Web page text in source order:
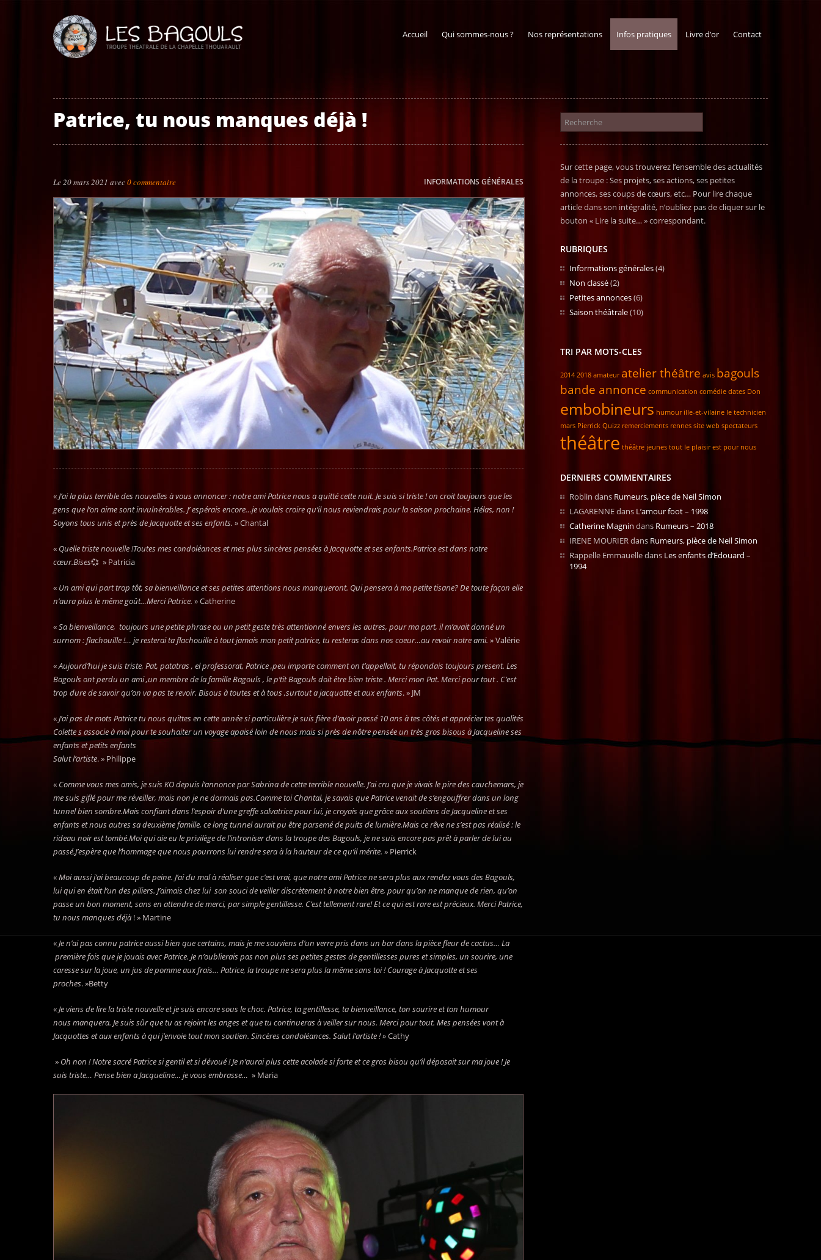
Accueil Qui sommes-nous ? Nos représentations Infos pratiques Livre d’or Contact
Patrice, tu nous manques déjà !
Le20 mars 2021 avec0 commentaire INFORMATIONS GÉNÉRALES
«J’ai la plus terrible des nouvelles à vous annoncer : notre ami Patrice nous a quitté cette nuit. Je suis si triste ! on croit toujours que les
gens que l’on aime sont invulnérables. J’ espérais encore…je voulais croire qu’il nous reviendrais pour la saison prochaine. Hélas, non !
Soyons tous unis et près de Jacquotte et ses enfants. »Chantal
« Quelle triste nouvelle !Toutes mes condoléances et mes plus sincères pensées à Jacquotte et ses enfants.Patrice est dans notre
cœur.Bises💞 » Patricia
« Un ami qui part trop tôt, sa bienveillance et ses petites attentions nous manqueront. Qui pensera à ma petite tisane? De toute façon elle
n’aura plus le même goût…Merci Patrice. » Catherine
«Sa bienveillance, toujours une petite phrase ou un petit geste très attentionné envers les autres, pour ma part, il m’avait donné un
surnom : flachouille !… je resterai ta flachouille à tout jamais mon petit patrice, tu resteras dans nos coeur…au revoir notre ami. » Valérie
«Aujourd’hui je suis triste, Pat, patatras , el professorat, Patrice ,peu importe comment on t’appellait, tu répondais toujours present. Les
Bagouls ont perdu un ami ,un membre de la famille Bagouls , le p’tit Bagouls doit être bien triste . Merci mon Pat. Merci pour tout . C’est
trop dure de savoir qu’on va pas te revoir. Bisous à toutes et à tous ,surtout a jacquotte et aux enfants. » JM
«J’ai pas de mots Patrice tu nous quittes en cette année si particulière je suis fière d’avoir passé 10 ans à tes côtés et apprécier tes qualités
Colette s associe à moi pour te souhaiter un voyage apaisé loin de nous mais si près de nôtre pensée un très gros bisous à Jacqueline ses
enfants et petits enfants
Salut l’artiste. » Philippe
« Comme vous mes amis, je suis KO depuis l’annonce par Sabrina de cette terrible nouvelle. J’ai cru que je vivais le pire des cauchemars, je
me suis giflé pour me réveiller, mais non je ne dormais pas.Comme toi Chantal, je savais que Patrice venait de s’engouffrer dans un long
tunnel bien sombre.Mais confiant dans l’espoir d’une greffe salvatrice pour lui, je croyais que grâce aux soutiens de Jacqueline et ses
enfants et nous autres sa deuxième famille, ce long tunnel aurait pu être parsemé de puits de lumière.Mais ce rêve ne s’est pas réalisé : le
rideau noir est tombé.Moi qui aie eu le privilège de l’introniser dans la troupe des Bagouls, je ne suis encore pas prêt à parler de lui au
passé.J’espère que l’hommage que nous pourrons lui rendre sera à la hauteur de ce qu’il mérite. » Pierrick
«Moi aussi j’ai beaucoup de peine. J’ai du mal à réaliser que c’est vrai, que notre ami Patrice ne sera plus aux rendez vous des Bagouls,
lui qui en était l’un des piliers. J’aimais chez lui son souci de veiller discrètement à notre bien être, pour qu’on ne manque de rien, qu’on
passe un bon moment, sans en attendre de merci, par simple gentillesse. C’est tellement rare! Et ce qui est rare est précieux. Merci Patrice,
tu nous manques déjà ! » Martine
«Je n’ai pas connu patrice aussi bien que certains, mais je me souviens d’un verre pris dans un bar dans la pièce fleur de cactus… La
première fois que je jouais avec Patrice. Je n’oublierais pas non plus ses petites gestes de gentillesses pures et simples, un sourire, une
caresse sur la joue, un jus de pomme aux frais… Patrice, la troupe ne sera plus la même sans toi ! Courage à Jacquotte et ses
proches. »Betty
« ‌Je viens de lire la triste nouvelle et je suis encore sous le choc. Patrice, ta gentillesse, ta bienveillance, ton sourire et ton humour
nous manquera. Je suis sûr que tu as rejoint les anges et que tu continueras à veiller sur nous. Merci pour tout. Mes pensées vont à
Jacquottes et aux enfants à qui j’envoie tout mon soutien. Sincères condoléances. Salut l’artiste ! »Cathy
» Oh non ! Notre sacré Patrice si gentil et si dévoué ! Je n’aurai plus cette acolade si forte et ce gros bisou qu’il déposait sur ma joue ! Je
suis triste… Pense bien a Jacqueline… je vous embrasse… » Maria
Sur cette page, vous trouverez l’ensemble des actualités
de la troupe : Ses projets, ses actions, ses petites
annonces, ses coups de cœurs, etc… Pour lire chaque
article dans son intégralité, n’oubliez pas de cliquer sur le
bouton « Lire la suite… » correspondant.
RUBRIQUES
Informations générales(4)
Non classé(2)
Petites annonces(6)
Saison théâtrale(10)
TRI PAR MOTS-CLES
2014 2018 amateur atelier théâtre avis bagouls
bande annonce communication comédie dates Don
embobineurs humour ille-et-vilaine le technicien
mars Pierrick Quizz remerciements rennes site web spectateurs
théâtre théâtre jeunes tout le plaisir est pour nous
DERNIERS COMMENTAIRES
Roblin dans Rumeurs, pièce de Neil Simon
LAGARENNEdans L’amour foot – 1998
Catherine Magnin dans Rumeurs – 2018
IRENE MOURIERdans Rumeurs, pièce de Neil Simon
Rappelle Emmauelledans Les enfants d’Edouard –
1994